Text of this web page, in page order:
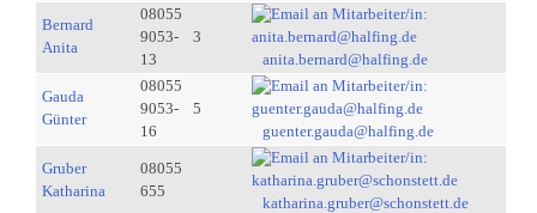
Bernard
Anita
08055
9053-
13
3
anita.bernard@halfing.de
Gauda
Günter
08055
9053-
16
5
guenter.gauda@halfing.de
Gruber
Katharina
08055
655
katharina.gruber@schonstett.de